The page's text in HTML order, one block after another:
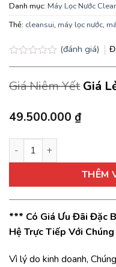
Danh mục: Máy Lọc Nước
Thẻ: cleansui, máy lọc nước,
hạng
0.0
sao
(đánh giá)
Giá Niêm Yết Giá
49.500.000 ₫
Máy lọc nước tạo ion
THÊM
*** Có Giá Ưu Đãi Đặc
Hệ Trực Tiếp Với Chúng
Vì lý do kinh doanh,